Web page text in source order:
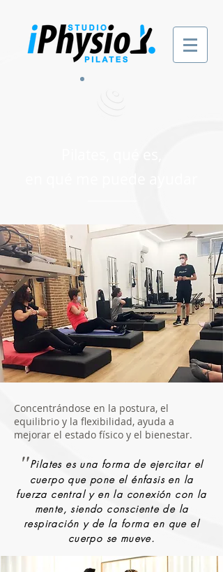
Concentrándose en la postura, el
equilibrio y la flexibilidad, ayuda a
mejorar el estado físico y el bienestar.
"Pilates es una forma de ejercitar el
cuerpo que pone el énfasis en la
fuerza central y en la conexión con la
mente, siendo consciente de la
respiración y de la forma en que el
cuerpo se mueve.